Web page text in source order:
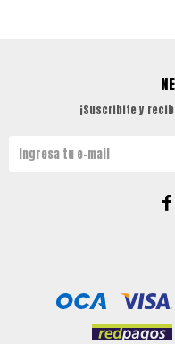
¡Suscribite y
